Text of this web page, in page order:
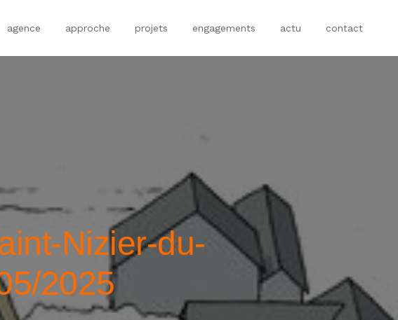
agence approche projets engagements actu contact
Nizier-du-
2025